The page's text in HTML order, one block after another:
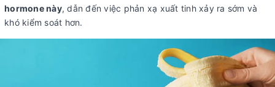
hormone này, dẫn đến việc phản xạ xuất tinh xảy ra sớm và
khó kiểm soát hơn.